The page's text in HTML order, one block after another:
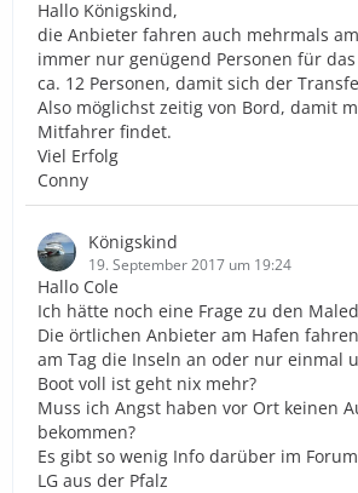
Hallo Königskind,
die Anbieter fahren auch mehrmals
immer nur genügend Personen für
ca. 12 Personen, damit sich der
Also möglichst zeitig von Bord, damit
Mitfahrer findet.
Viel Erfolg
Conny
Königskind
19. September 2017 um 19:24
Hallo Cole
Ich hätte noch eine Frage zu den
Die örtlichen Anbieter am Hafen
am Tag die Inseln an oder nur einmal
Boot voll ist geht nix mehr?
Muss ich Angst haben vor Ort keinen
bekommen?
Es gibt so wenig Info darüber im
LG aus der Pfalz